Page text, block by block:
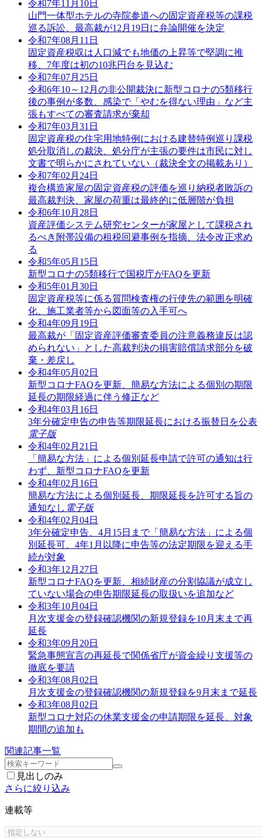
令和7年11月10日
山門一体型ホテルの寺院参道への固定資産税等の課税
巡る訴訟、最高裁が12月19日に弁論開催を決定
令和7年08月11日
固定資産税収は人口減でも地価の上昇等で堅調に推
移、7年度は初の10兆円台を見込む
令和7年07月25日
令和6年10～12月の非公開裁決に新型コロナの5類移行
後の事例が多数、感染で「やむを得ない理由」など主
張もすべての審査請求が棄却
令和7年03月31日
固定資産税の住宅用地特例における建替特例巡り課税
処分取消しの裁決、処分庁が主張の要件は市民に対し
文書で明らかにされていない（裁決全文の掲載あり）
令和7年02月24日
複合構造家屋の固定資産税の評価を巡り納税者敗訴の
最高裁判決、家屋の荷重は最終的に低層階が負担
令和6年10月28日
資産評価システム研究センターが家屋として課税され
るべき附帯設備の租税回避事例を指摘、法令改正求め
る
令和5年05月15日
新型コロナの5類移行で国税庁がFAQを更新
令和5年01月30日
固定資産税等に係る質問検査権の行使先の範囲を明確
化、施工業者等から図面等の入手可へ
令和4年09月19日
最高裁が「固定資産評価審査委員の注意義務違反は認
められない」とした高裁判決の損害賠償請求部分を破
棄・差戻し
令和4年05月02日
新型コロナFAQを更新、簡易な方法による個別の期限
延長の期限経過に伴う修正など
令和4年03月16日
3年分確定申告の申告等期限延長における振替日を公表
電子版
令和4年02月21日
「簡易な方法」による個別延長申請で許可の通知は行
わず、新型コロナFAQを更新
令和4年02月16日
簡易な方法による個別延長、期限延長を許可する旨の
通知なし 電子版
令和4年02月04日
3年分確定申告、4月15日まで「簡易な方法」による個
別延長可、4年1月以降に申告等の法定期限を迎える手
続が対象
令和3年12月27日
新型コロナFAQを更新、相続財産の分割協議が成立し
ていない場合の申告期限延長の取扱いを追加など
令和3年10月04日
月次支援金の登録確認機関の新規登録を10月末まで再
延長
令和3年09月20日
緊急事態宣言の再延長で関係省庁が資金繰り支援等の
徹底を要請
令和3年08月02日
月次支援金の登録確認機関の新規登録を9月末まで延長
令和3年08月02日
新型コロナ対応の休業支援金の申請期限を延長、対象
期間の追加も
関連記事一覧
見出しのみ
さらに絞り込み
連載等